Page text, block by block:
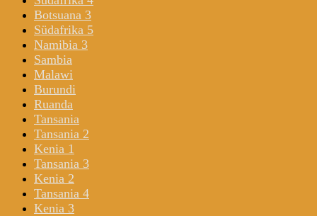
Botsuana 3
Südafrika 5
Namibia 3
Sambia
Malawi
Burundi
Ruanda
Tansania
Tansania 2
Kenia 1
Tansania 3
Kenia 2
Tansania 4
Kenia 3